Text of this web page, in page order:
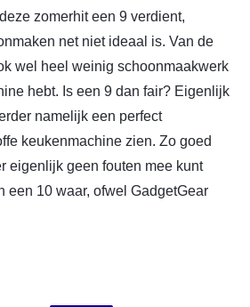
zomerhit een 9 verdient,
net niet ideaal is. Van de
wel heel weinig schoonmaakwerk
hebt. Is een 9 dan fair? Eigenlijk
namelijk een perfect
keukenmachine zien. Zo goed
eigenlijk geen fouten mee kunt
een 10 waar, ofwel GadgetGear